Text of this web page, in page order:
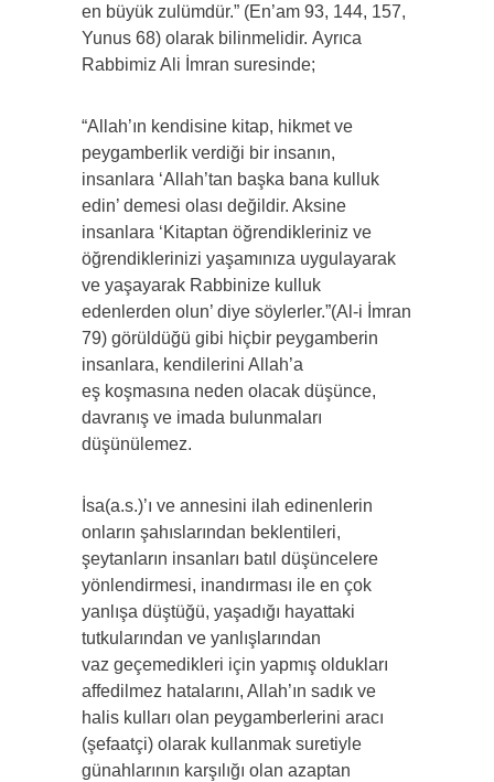
en büyük zulümdür.” (En’am 93, 144, 157,
Yunus 68) olarak bilinmelidir. Ayrıca
Rabbimiz Ali İmran suresinde;
“Allah’ın kendisine kitap, hikmet ve
peygamberlik verdiği bir insanın,
insanlara ‘Allah’tan başka bana kulluk
edin’ demesi olası değildir. Aksine
insanlara ‘Kitaptan öğrendikleriniz ve
öğrendiklerinizi yaşamınıza uygulayarak
ve yaşayarak Rabbinize kulluk
edenlerden olun’ diye söylerler.”(Al-i İmran
79) görüldüğü gibi hiçbir peygamberin
insanlara, kendilerini Allah’a
eş koşmasına neden olacak düşünce,
davranış ve imada bulunmaları
düşünülemez.
İsa(a.s.)’ı ve annesini ilah edinenlerin
onların şahıslarından beklentileri,
şeytanların insanları batıl düşüncelere
yönlendirmesi, inandırması ile en çok
yanlışa düştüğü, yaşadığı hayattaki
tutkularından ve yanlışlarından
vaz geçemedikleri için yapmış oldukları
affedilmez hatalarını, Allah’ın sadık ve
halis kulları olan peygamberlerini aracı
(şefaatçi) olarak kullanmak suretiyle
günahlarının karşılığı olan azaptan